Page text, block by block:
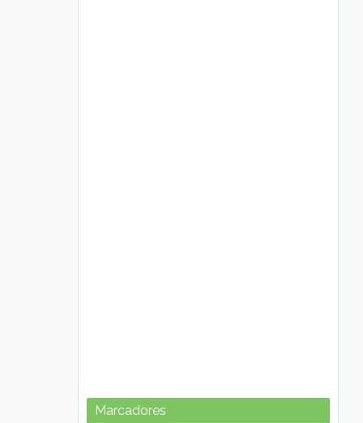
Marcadores